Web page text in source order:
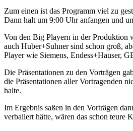
Zum einen ist das Programm viel zu
Dann halt um 9:00 Uhr anfangen und
Von den Big Playern in der Produktion
auch Huber+Suhner sind schon groß,
Player wie Siemens, Endess+Hauser,
Die Präsentationen zu den Vorträgen
die Präsentationen aller Vortragenden
halte.
Im Ergebnis saßen in den Vorträgen
verballert hätte, wären das schon teure